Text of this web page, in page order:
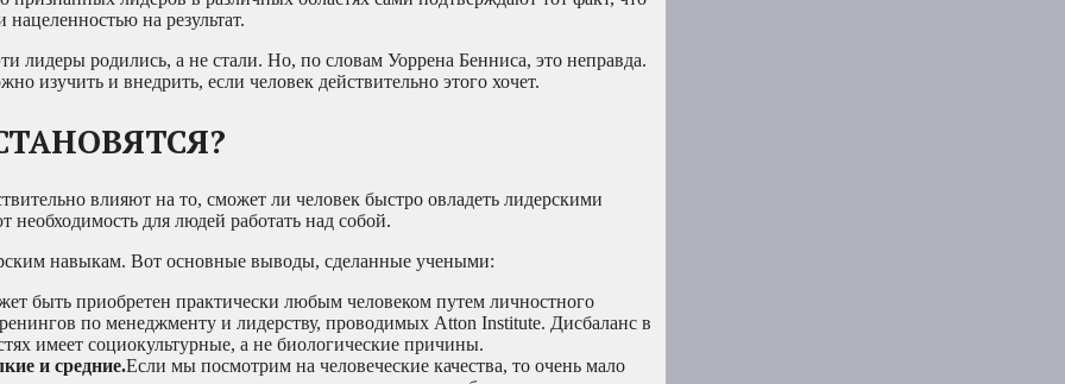
на результат.
лидеры родились, а не стали. Но, по словам Уоррена Бенниса, это неправда.
изучить и внедрить, если человек действительно этого хочет.
влияют на то, сможет ли человек быстро овладеть лидерскими
для людей работать над собой.
навыкам. Вот основные выводы, сделанные учеными:
быть приобретен практически любым человеком путем личностного
по менеджменту и лидерству, проводимых Atton Institute. Дисбаланс в
имеет социокультурные, а не биологические причины.
и средние.Если мы посмотрим на человеческие качества, то очень мало